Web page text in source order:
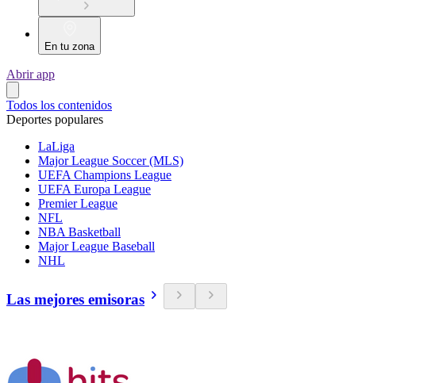
En tu zona
Abrir app
Todos los contenidos
Deportes populares
LaLiga
Major League Soccer (MLS)
UEFA Champions League
UEFA Europa League
Premier League
NFL
NBA Basketball
Major League Baseball
NHL
Las mejores emisoras